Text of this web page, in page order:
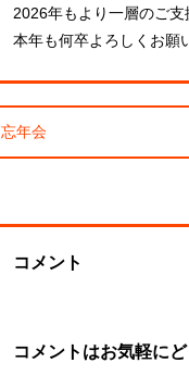
2026年もより一層のご支
本年も何卒よろしくお願
忘年会
コメント
コメントはお気軽に